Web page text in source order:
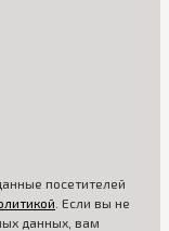
посетителей
. Если вы не
данных, вам